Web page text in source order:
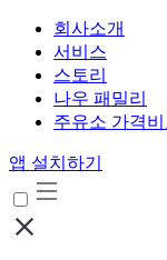
회사소개
서비스
스토리
나우 패밀리
주유소 가격비
앱 설치하기